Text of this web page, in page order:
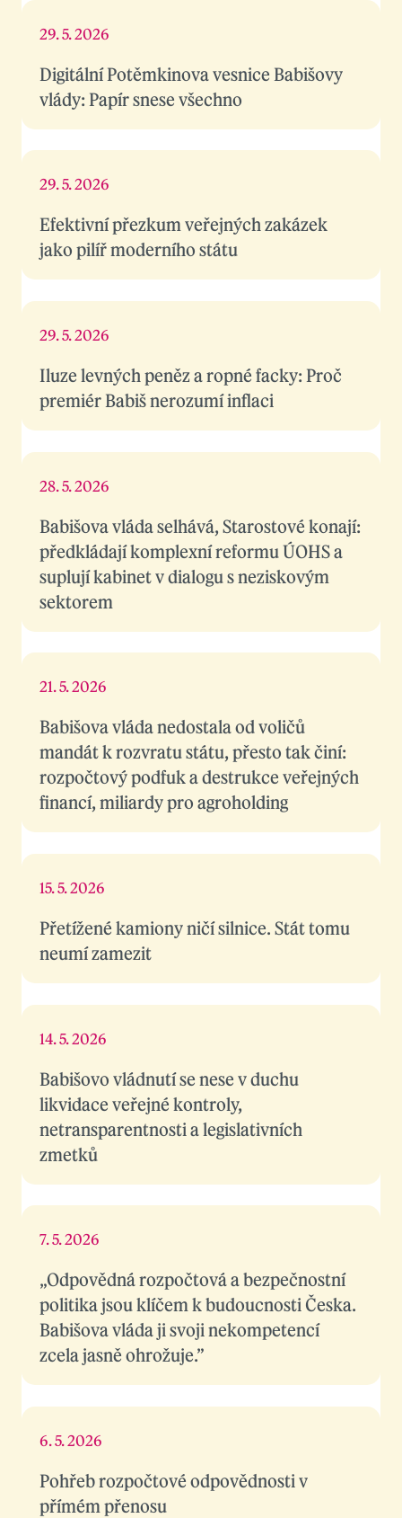
Digitální Potěmkinova vesnice Babišovy
vlády: Papír snese všechno
29. 5. 2026
Efektivní přezkum veřejných zakázek
jako pilíř moderního státu
29. 5. 2026
Iluze levných peněz a ropné facky: Proč
premiér Babiš nerozumí inflaci
29. 5. 2026
Babišova vláda selhává, Starostové konají:
předkládají komplexní reformu ÚOHS a
suplují kabinet v dialogu s neziskovým
sektorem
28. 5. 2026
Babišova vláda nedostala od voličů
mandát k rozvratu státu, přesto tak činí:
rozpočtový podfuk a destrukce veřejných
financí, miliardy pro agroholding
21. 5. 2026
Přetížené kamiony ničí silnice. Stát tomu
neumí zamezit
15. 5. 2026
Babišovo vládnutí se nese v duchu
likvidace veřejné kontroly,
netransparentnosti a legislativních
zmetků
14. 5. 2026
„Odpovědná rozpočtová a bezpečnostní
politika jsou klíčem k budoucnosti Česka.
Babišova vláda ji svoji nekompetencí
zcela jasně ohrožuje.”
7. 5. 2026
Pohřeb rozpočtové odpovědnosti v
přímém přenosu
6. 5. 2026